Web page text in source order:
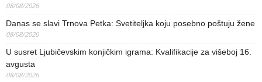
08/08/2026
Danas se slavi Trnova Petka: Svetiteljka koju posebno poštuju žene
08/08/2026
U susret Ljubičevskim konjičkim igrama: Kvalifikacije za višeboj 16.
avgusta
08/08/2026